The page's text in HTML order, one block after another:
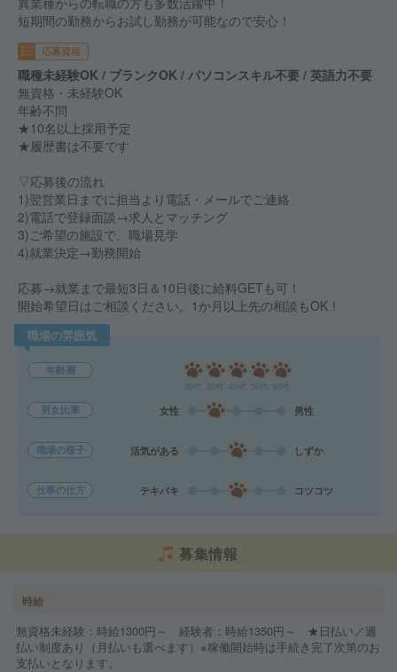
短期間の勤務からお試し勤務が可能なので安心！
応募資格
職種未経験OK / ブランクOK / パソコンスキル不要 / 英語力不要
無資格・未経験OK
年齢不問
★10名以上採用予定
★履歴書は不要です
▽応募後の流れ
1)翌営業日までに担当より電話・メールでご連絡
2)電話で登録面談→求人とマッチング
3)ご希望の施設で、職場見学
4)就業決定→勤務開始
応募→就業まで最短3日＆10日後に給料GETも可！
開始希望日はご相談ください。1か月以上先の相談もOK！
職場の雰囲気
年齢層
男女比率 女性 男性
職場の様子 活気がある しずか
仕事の仕方 テキパキ コツコツ
募集情報
時給
無資格未経験：時給1300円～ 経験者：時給1350円～ ★日払い／週
払い制度あり（月払いも選べます）※稼働開始時は手続き完了次第のお
支払いとなります。